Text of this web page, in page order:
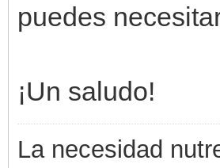
puedes
¡Un saludo!
La necesidad